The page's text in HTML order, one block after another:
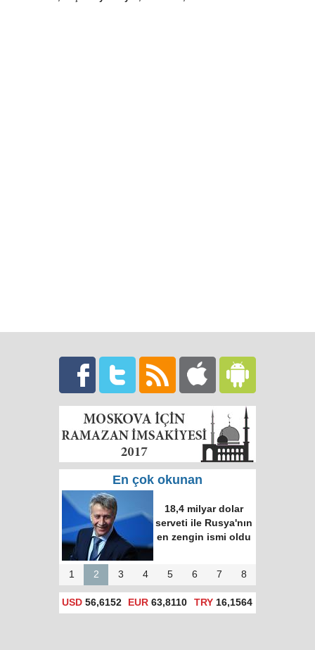
En çok okunan
18,4 milyar dolar
serveti ile Rusya'nın
en zengin ismi oldu
1 2 3 4 5 6 7 8
USD 56,6152 EUR63,8110 TRY16,1564